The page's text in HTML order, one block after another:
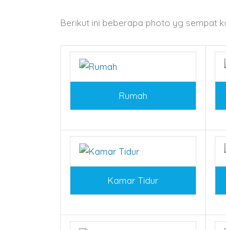
Berikut ini beberapa photo yg sempat
Rumah
Kamar Tidur